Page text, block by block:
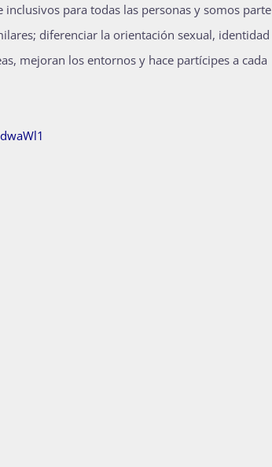
para todas las personas y somos parte
diferenciar la orientación sexual, identidad
mejoran los entornos y hace partícipes a cada